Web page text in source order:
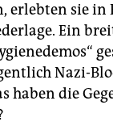
erlebten sie
Ein
Nazi-
haben die